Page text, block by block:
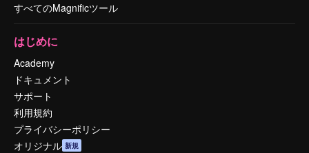
すべてのMagnificツール
はじめに
Academy
ドキュメント
サポート
利用規約
プライバシーポリシー
オリジナル 新規